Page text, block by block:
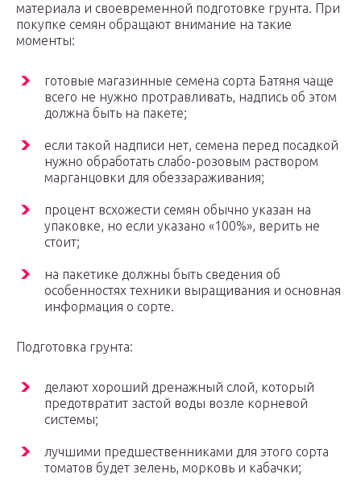
материала и своевременной подготовке грунта. При
покупке семян обращают внимание на такие
моменты:
готовые магазинные семена сорта Батяня чаще
всего не нужно протравливать, надпись об этом
должна быть на пакете;
если такой надписи нет, семена перед посадкой
нужно обработать слабо-розовым раствором
марганцовки для обеззараживания;
процент всхожести семян обычно указан на
упаковке, но если указано «100%», верить не
стоит;
на пакетике должны быть сведения об
особенностях техники выращивания и основная
информация о сорте.
Подготовка грунта:
делают хороший дренажный слой, который
предотвратит застой воды возле корневой
системы;
лучшими предшественниками для этого сорта
томатов будет зелень, морковь и кабачки;